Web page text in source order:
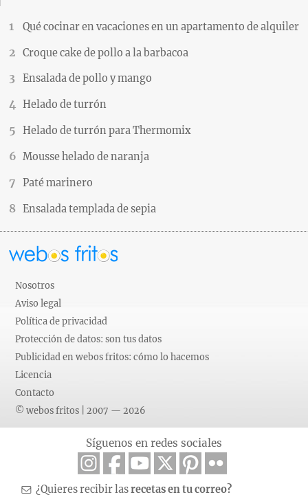
Qué cocinar en vacaciones en un apartamento de alquiler
Croque cake de pollo a la barbacoa
Ensalada de pollo y mango
Helado de turrón
Helado de turrón para Thermomix
Mousse helado de naranja
Paté marinero
Ensalada templada de sepia
Nosotros
Aviso legal
Política de privacidad
Protección de datos: son tus datos
Publicidad en webos fritos: cómo lo hacemos
Licencia
Contacto
© webos fritos | 2007 — 2026
Síguenos en redes sociales
¿Quieres recibir lasrecetas en tu correo?